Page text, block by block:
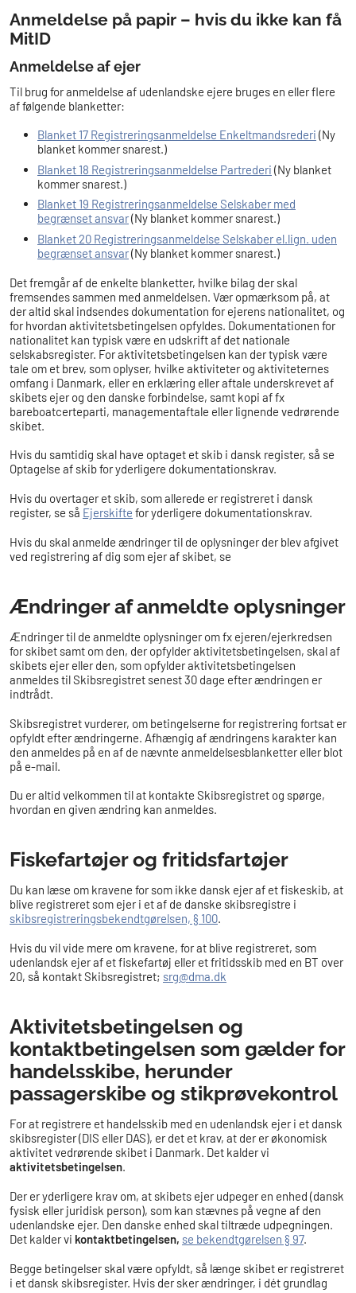
Anmeldelse på papir – hvis du ikke kan få
MitID
Anmeldelse af ejer
Til brug for anmeldelse af udenlandske ejere bruges en eller flere
af følgende blanketter:
Blanket 17 Registreringsanmeldelse Enkeltmandsrederi (Ny
blanket kommer snarest.)
Blanket 18 Registreringsanmeldelse Partrederi (Ny blanket
kommer snarest.)
Blanket 19 Registreringsanmeldelse Selskaber med
begrænset ansvar(Ny blanket kommer snarest.)
Blanket 20 Registreringsanmeldelse Selskaber el.lign. uden
begrænset ansvar(Ny blanket kommer snarest.)
Det fremgår af de enkelte blanketter, hvilke bilag der skal
fremsendes sammen med anmeldelsen. Vær opmærksom på, at
der altid skal indsendes dokumentation for ejerens nationalitet, og
for hvordan aktivitetsbetingelsen opfyldes. Dokumentationen for
nationalitet kan typisk være en udskrift af det nationale
selskabsregister. For aktivitetsbetingelsen kan der typisk være
tale om et brev, som oplyser, hvilke aktiviteter og aktiviteternes
omfang i Danmark, eller en erklæring eller aftale underskrevet af
skibets ejer og den danske forbindelse, samt kopi af fx
bareboatcerteparti, managementaftale eller lignende vedrørende
skibet.
Hvis du samtidig skal have optaget et skib i dansk register, så se
Optagelse af skib for yderligere dokumentationskrav.
Hvis du overtager et skib, som allerede er registreret i dansk
register, se så Ejerskifte for yderligere dokumentationskrav.
Hvis du skal anmelde ændringer til de oplysninger der blev afgivet
ved registrering af dig som ejer af skibet, se
Ændringer af anmeldte oplysninger
Ændringer til de anmeldte oplysninger om fx ejeren/ejerkredsen
for skibet samt om den, der opfylder aktivitetsbetingelsen, skal af
skibets ejer eller den, som opfylder aktivitetsbetingelsen
anmeldes til Skibsregistret senest 30 dage efter ændringen er
indtrådt.
Skibsregistret vurderer, om betingelserne for registrering fortsat er
opfyldt efter ændringerne. Afhængig af ændringens karakter kan
den anmeldes på en af de nævnte anmeldelsesblanketter eller blot
på e-mail.
Du er altid velkommen til at kontakte Skibsregistret og spørge,
hvordan en given ændring kan anmeldes.
Fiskefartøjer og fritidsfartøjer
Du kan læse om kravene for som ikke dansk ejer af et fiskeskib, at
blive registreret som ejer i et af de danske skibsregistre i
skibsregistreringsbekendtgørelsen, § 100.
Hvis du vil vide mere om kravene, for at blive registreret, som
udenlandsk ejer af et fiskefartøj eller et fritidsskib med en BT over
20, så kontakt Skibsregistret; srg@dma.dk
Aktivitetsbetingelsen og
kontaktbetingelsen som gælder for
handelsskibe, herunder
passagerskibe og stikprøvekontrol
For at registrere et handelsskib med en udenlandsk ejer i et dansk
skibsregister (DIS eller DAS), er det et krav, at der er økonomisk
aktivitet vedrørende skibet i Danmark. Det kalder vi
aktivitetsbetingelsen.
Der er yderligere krav om, at skibets ejer udpeger en enhed (dansk
fysisk eller juridisk person), som kan stævnes på vegne af den
udenlandske ejer. Den danske enhed skal tiltræde udpegningen.
Det kalder vi kontaktbetingelsen, se bekendtgørelsen § 97.
Begge betingelser skal være opfyldt, så længe skibet er registreret
i et dansk skibsregister. Hvis der sker ændringer, i dét grundlag